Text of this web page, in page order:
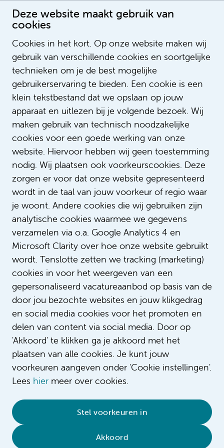
Deze website maakt gebruik van
cookies
Cookies in het kort. Op onze website maken wij
gebruik van verschillende cookies en soortgelijke
technieken om je de best mogelijke
gebruikerservaring te bieden. Een cookie is een
klein tekstbestand dat we opslaan op jouw
apparaat en uitlezen bij je volgende bezoek. Wij
maken gebruik van technisch noodzakelijke
cookies voor een goede werking van onze
website. Hiervoor hebben wij geen toestemming
nodig. Wij plaatsen ook voorkeurscookies. Deze
zorgen er voor dat onze website gepresenteerd
wordt in de taal van jouw voorkeur of regio waar
je woont. Andere cookies die wij gebruiken zijn
analytische cookies waarmee we gegevens
verzamelen via o.a. Google Analytics 4 en
Microsoft Clarity over hoe onze website gebruikt
wordt. Tenslotte zetten we tracking (marketing)
cookies in voor het weergeven van een
gepersonaliseerd vacatureaanbod op basis van de
door jou bezochte websites en jouw klikgedrag
en social media cookies voor het promoten en
delen van content via social media. Door op
'Akkoord' te klikken ga je akkoord met het
plaatsen van alle cookies. Je kunt jouw
voorkeuren aangeven onder 'Cookie instellingen'.
Lees hier meer over cookies.
Stel voorkeuren in
Akkoord
Gezichten van het Emma – Ramon
Publication date: 10-12-2025 00:00:00
LegendSorting
ListOrderValue
LegendNotification
LegendContent
SubTitle
ImageUrl
VideoID
https://youtu.be/ToS9Yf8NBG8?
si=emkvbjTpg4R7DbSG
AspectRatio
LinkTitle
LinkUrl
LinkTarget
Ramon is kinderchirurg in het Emma
Kinderziekenhuis.
Cookieverklaring • Sitemap